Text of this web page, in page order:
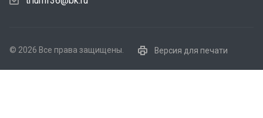
© 2026 Все права защищены. Версия для печати